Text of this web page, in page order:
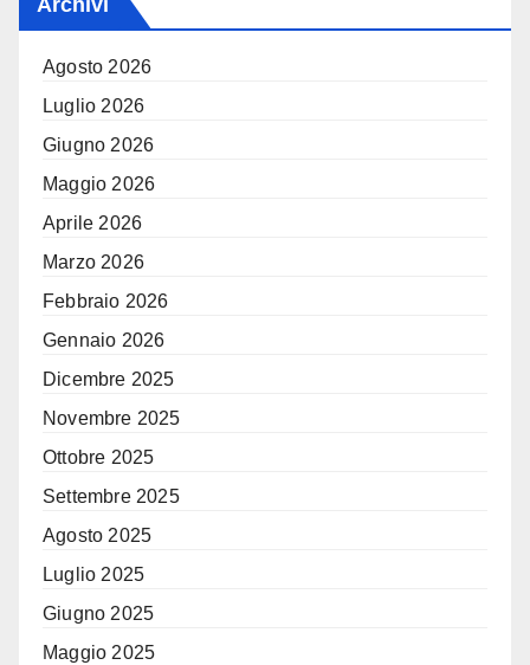
Archivi
Agosto 2026
Luglio 2026
Giugno 2026
Maggio 2026
Aprile 2026
Marzo 2026
Febbraio 2026
Gennaio 2026
Dicembre 2025
Novembre 2025
Ottobre 2025
Settembre 2025
Agosto 2025
Luglio 2025
Giugno 2025
Maggio 2025